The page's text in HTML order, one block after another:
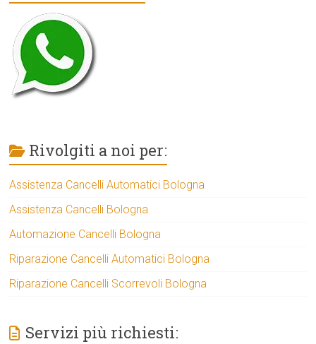
Rivolgiti a noi per:
Assistenza Cancelli Automatici Bologna
Assistenza Cancelli Bologna
Automazione Cancelli Bologna
Riparazione Cancelli Automatici Bologna
Riparazione Cancelli Scorrevoli Bologna
Servizi più richiesti: